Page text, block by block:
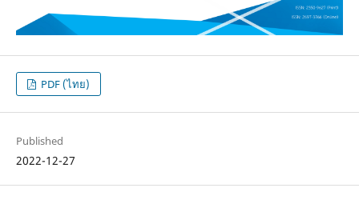
PDF (ไทย)
Published
2022-12-27